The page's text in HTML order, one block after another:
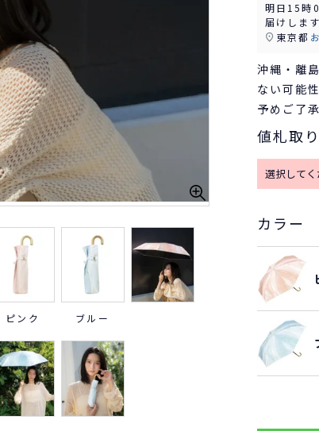
ピンク ブルー
明日15時
届けします
東京都
沖縄・離
ない可能
予めご了
値札取
カラー